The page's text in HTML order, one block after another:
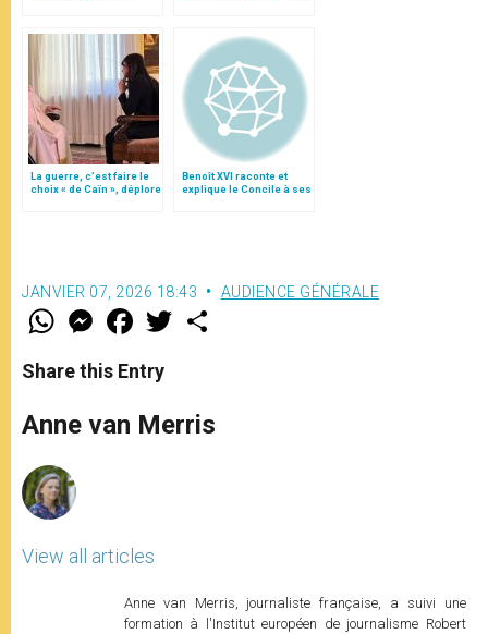
La guerre, c’est faire le
choix « de Caïn », déplore
Benoît XVI raconte et
explique le Concile à ses
JANVIER 07, 2026 18:43 AUDIENCE GÉNÉRALE
W
t
s
p
p
M
e
s
e
g
e
F
a
e
b
o
k
w
r
Share this Entry
Anne van Merris
View all articles
Anne van Merris, journaliste française, a suivi une
formation à l'Institut européen de journalisme Robert